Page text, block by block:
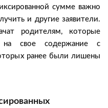
сумме важно
и другие заявители.
родителям, которые
на свое содержание с
ранее были лишены